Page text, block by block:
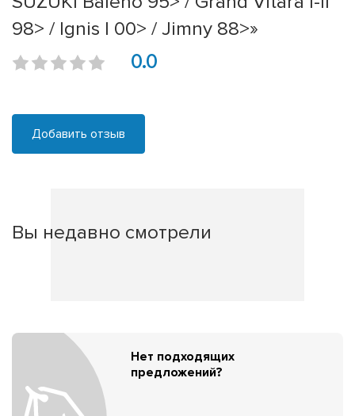
98> / Ignis I 00> / Jimny 88>»
0.0
Добавить отзыв
Вы недавно смотрели
Нет подходящих
предложений?